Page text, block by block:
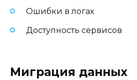
Ошибки в логах
Доступность сервисов
Миграция данных